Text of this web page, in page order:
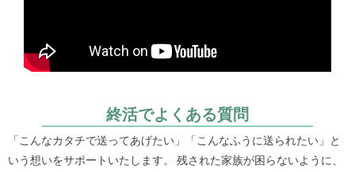
終活でよくある質問
「こんなカタチで送ってあげたい」「こんなふうに送られたい」と
いう想いをサポートいたします。 残された家族が困らないように、